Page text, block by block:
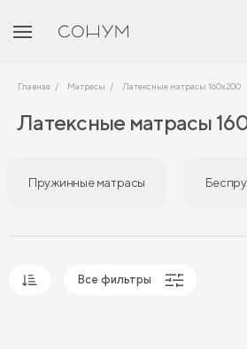
Главная Матрасы Латексные матрасы 160х200
Латексные матрасы
Пружинные матрасы
Все фильтры